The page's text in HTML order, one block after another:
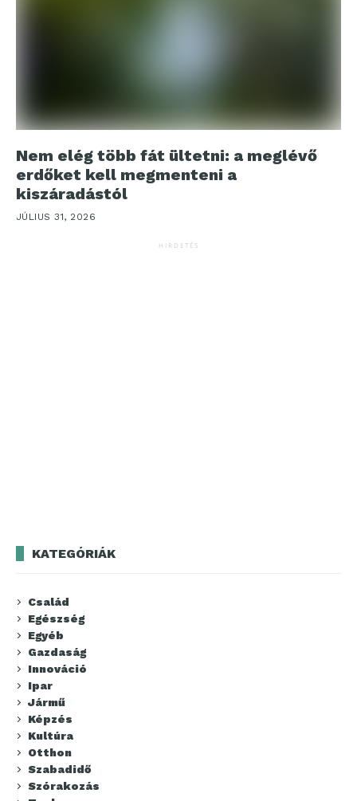
Nem elég több fát ültetni: a meglévő
erdőket kell megmenteni a
kiszáradástól
JÚLIUS 31, 2026
HIRDETÉS
KATEGÓRIÁK
Család
Egészség
Egyéb
Gazdaság
Innováció
Ipar
Jármű
Képzés
Kultúra
Otthon
Szabadidő
Szórakozás